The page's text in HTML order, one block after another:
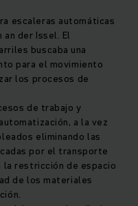
escaleras automáticas
an der Issel. El
buscaba una
para el movimiento
los procesos de
de trabajo y
a la vez
eliminando las
por el transporte
la restricción de espacio
de los materiales